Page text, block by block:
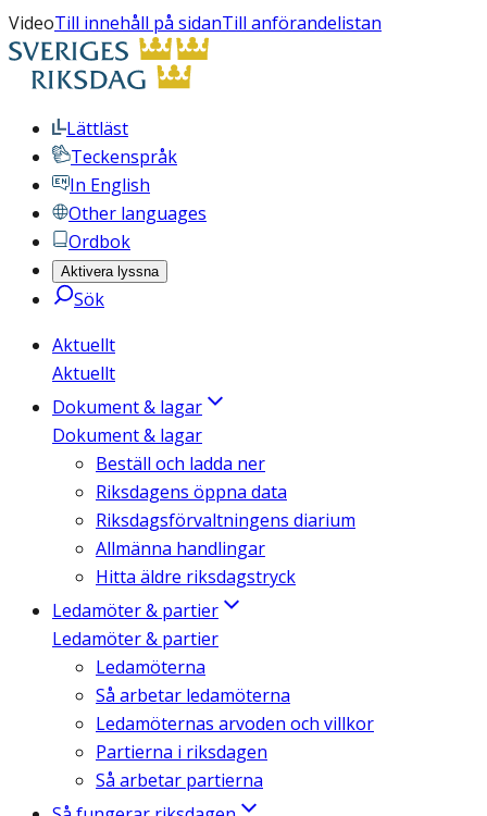
VideoTill innehåll på sidanTill anförandelistan
Lättläst
Teckenspråk
In English
Other languages
Ordbok
Aktivera lyssna
Sök
Aktuellt
Aktuellt
Dokument & lagar
Dokument & lagar
Beställ och ladda ner
Riksdagens öppna data
Riksdagsförvaltningens diarium
Allmänna handlingar
Hitta äldre riksdagstryck
Ledamöter & partier
Ledamöter & partier
Ledamöterna
Så arbetar ledamöterna
Ledamöternas arvoden och villkor
Partierna i riksdagen
Så arbetar partierna